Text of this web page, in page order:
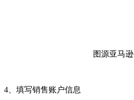
图源亚马逊
4、填写销售账户信息